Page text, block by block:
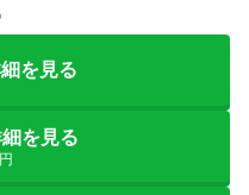
を見る
を見る